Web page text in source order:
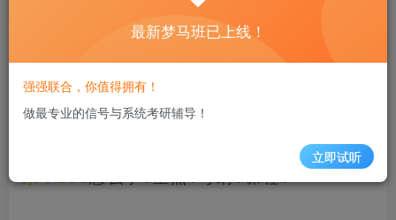
点击“蓝字”关注我们吧！
信号与系统考研交流QQ群：1169096223
最新梦马班已上线！
强强联合，你值得拥有！
做最专业的信号与系统考研辅导！
立即试听